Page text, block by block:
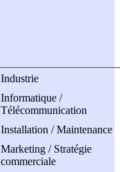
Industrie
Informatique /
Télécommunication
Installation / Maintenance
Marketing / Stratégie
commerciale